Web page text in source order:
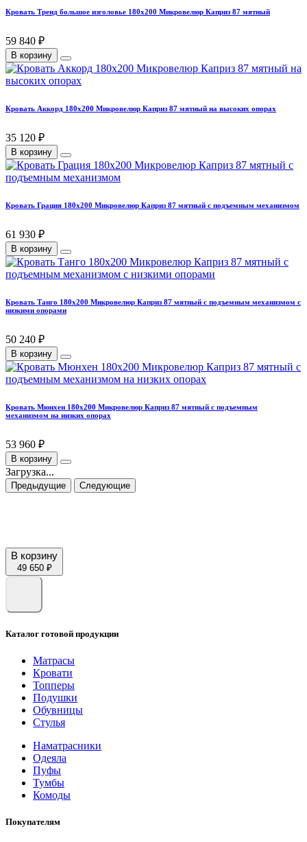
Кровать Тренд большое изголовье 180х200 Микровелюр Каприз 87 мятный
59 840 ₽
В корзину
Кровать Аккорд 180х200 Микровелюр Каприз 87 мятный на высоких опорах
35 120 ₽
В корзину
Кровать Грация 180х200 Микровелюр Каприз 87 мятный с подъемным механизмом
61 930 ₽
В корзину
Кровать Танго 180х200 Микровелюр Каприз 87 мятный с подъемным механизмом с
низкими опорами
50 240 ₽
В корзину
Кровать Мюнхен 180х200 Микровелюр Каприз 87 мятный с подъемным
механизмом на низких опорах
53 960 ₽
В корзину
Загрузка...
Предыдущие Следующие
В корзину
49 650 ₽
Каталог готовой продукции
Матрасы
Кровати
Топперы
Подушки
Обувницы
Стулья
Наматрасники
Одеяла
Пуфы
Тумбы
Комоды
Покупателям